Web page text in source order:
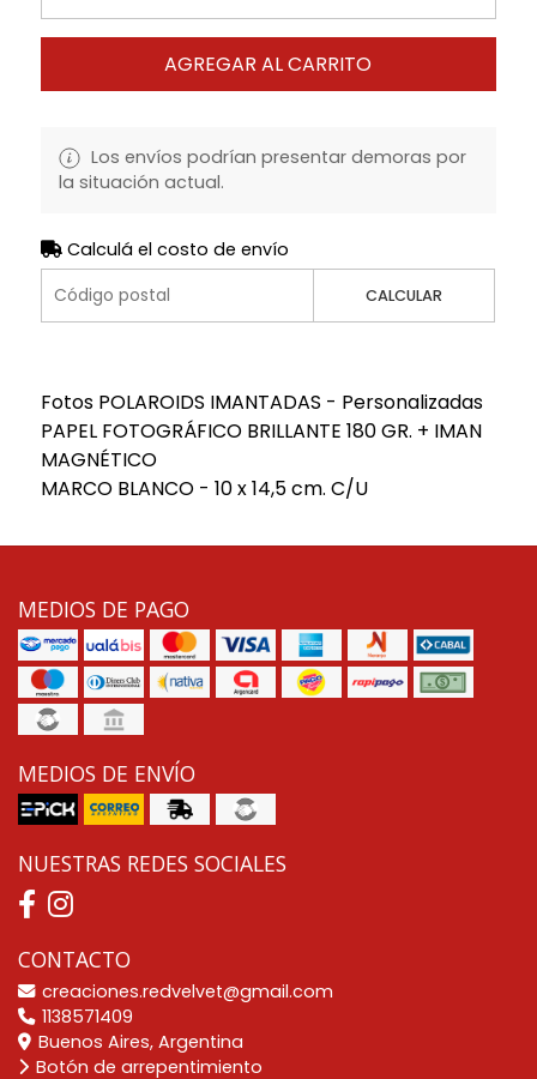
AGREGAR AL CARRITO
Los envíos podrían presentar demoras por
la situación actual.
Calculá el costo de envío
CALCULAR
Fotos POLAROIDS IMANTADAS - Personalizadas
PAPEL FOTOGRÁFICO BRILLANTE 180 GR. + IMAN
MAGNÉTICO
MARCO BLANCO - 10 x 14,5 cm. C/U
MEDIOS DE PAGO
MEDIOS DE ENVÍO
NUESTRAS REDES SOCIALES
CONTACTO
creaciones.redvelvet@gmail.com
1138571409
Buenos Aires, Argentina
Botón de arrepentimiento